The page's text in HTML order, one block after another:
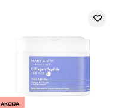
AKCIJA